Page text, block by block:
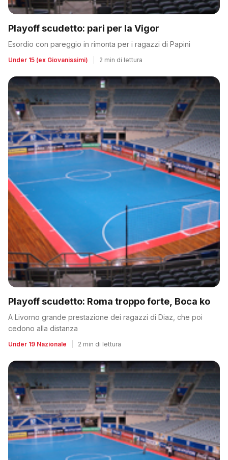
Playoff scudetto: pari per la Vigor
Esordio con pareggio in rimonta per i ragazzi di Papini
Under 15 (ex Giovanissimi) 2 min di lettura
Playoff scudetto: Roma troppo forte, Boca ko
A Livorno grande prestazione dei ragazzi di Diaz, che poi
cedono alla distanza
Under 19 Nazionale 2 min di lettura